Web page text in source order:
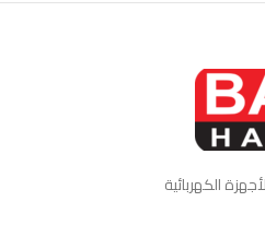
الكهربائية